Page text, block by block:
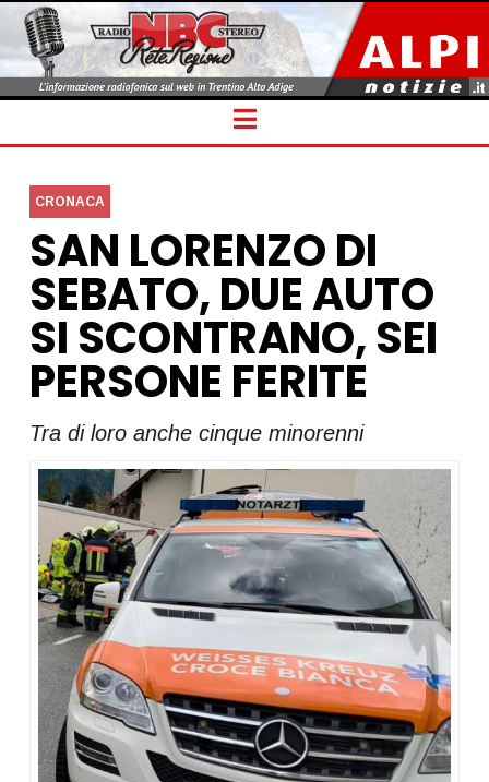
Navigation
CRONACA
SAN LORENZO DI
SEBATO, DUE AUTO
SI SCONTRANO, SEI
PERSONE FERITE
Tra di loro anche cinque minorenni